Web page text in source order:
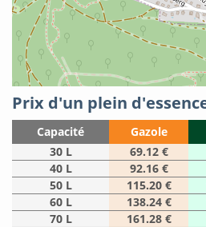
Prix d'un plein
Capacité Gazole
30 L
69.12 €
40 L
92.16 €
50 L
115.20 €
60 L
138.24 €
70 L
161.28 €